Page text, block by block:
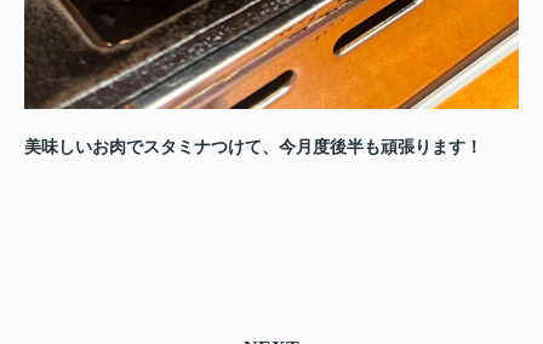
美味しいお肉でスタミナつけて、今月度後半も頑張ります！